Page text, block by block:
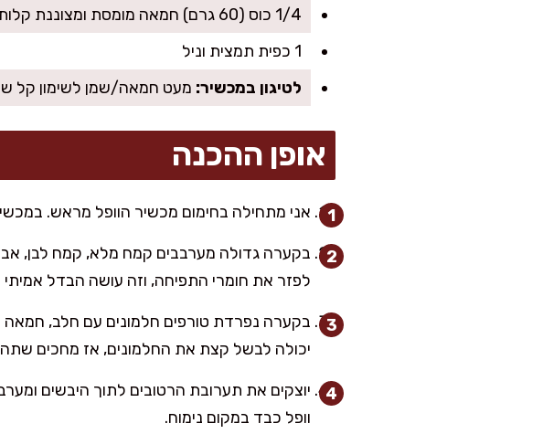
1/4 כוס (60 גרם) חמאה מומסת ומצוננת קלות
1 כפית תמצית וניל
לטיגון במכשיר: מעט חמאה/שמן לשימון קל
אופן ההכנה
אני מתחילה בחימום מכשיר הוופל מראש.
בקערה גדולה מערבבים קמח מלא, קמח לבן,
לפזר את חומרי התפיחה, וזה עושה הבדל אמיתי
בקערה נפרדת טורפים חלמונים עם חלב,
יכולה לבשל קצת את החלמונים, אז מחכים
יוצקים את תערובת הרטובים לתוך היבשים
וופל כבד במקום נימוח.